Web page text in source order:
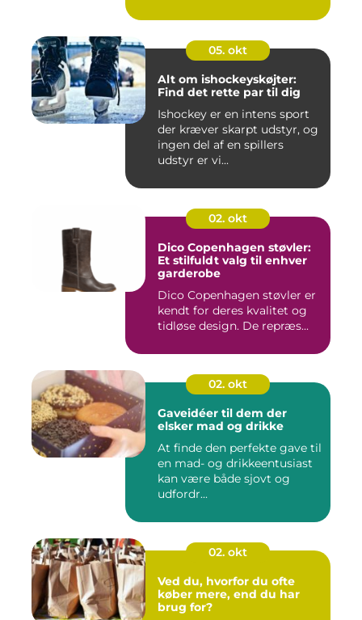
05. okt
Alt om ishockeyskøjter:
Find det rette par til dig
Ishockey er en intens sport
der kræver skarpt udstyr, og
ingen del af en spillers
udstyr er vi...
02. okt
Dico Copenhagen støvler:
Et stilfuldt valg til enhver
garderobe
Dico Copenhagen støvler er
kendt for deres kvalitet og
tidløse design. De repræs...
02. okt
Gaveidéer til dem der
elsker mad og drikke
At finde den perfekte gave til
en mad- og drikkeentusiast
kan være både sjovt og
udfordr...
02. okt
Ved du, hvorfor du ofte
køber mere, end du har
brug for?